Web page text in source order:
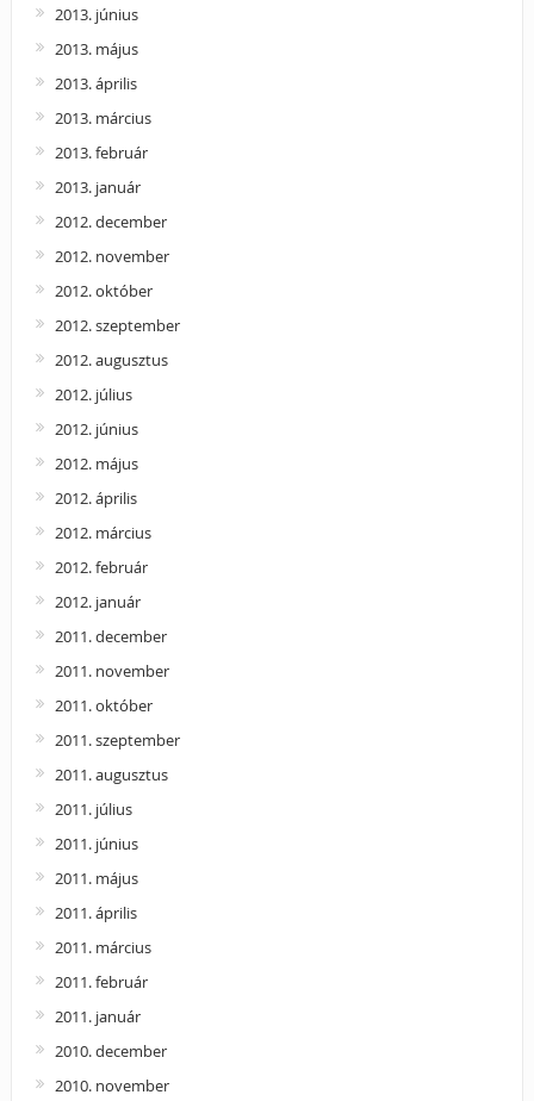
2013. június
2013. május
2013. április
2013. március
2013. február
2013. január
2012. december
2012. november
2012. október
2012. szeptember
2012. augusztus
2012. július
2012. június
2012. május
2012. április
2012. március
2012. február
2012. január
2011. december
2011. november
2011. október
2011. szeptember
2011. augusztus
2011. július
2011. június
2011. május
2011. április
2011. március
2011. február
2011. január
2010. december
2010. november